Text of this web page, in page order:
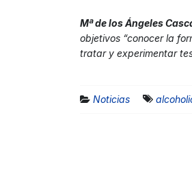
Mª de los Ángeles
objetivos “conocer la
tratar y experimentar
Noticias